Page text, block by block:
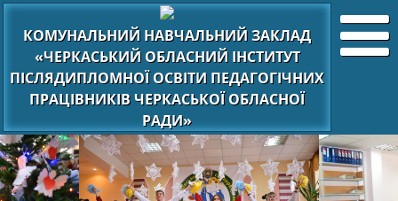
КОМУНАЛЬНИЙ НАВЧАЛЬНИЙ ЗАКЛАД
«ЧЕРКАСЬКИЙ ОБЛАСНИЙ ІНСТИТУТ
ПІСЛЯДИПЛОМНОЇ ОСВІТИ ПЕДАГОГІЧНИХ
ПРАЦІВНИКІВ ЧЕРКАСЬКОЇ ОБЛАСНОЇ
РАДИ»